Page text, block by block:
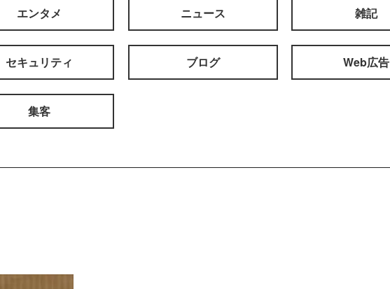
エンタメ ニュース 雑記
セキュリティ ブログ Web広告
集客